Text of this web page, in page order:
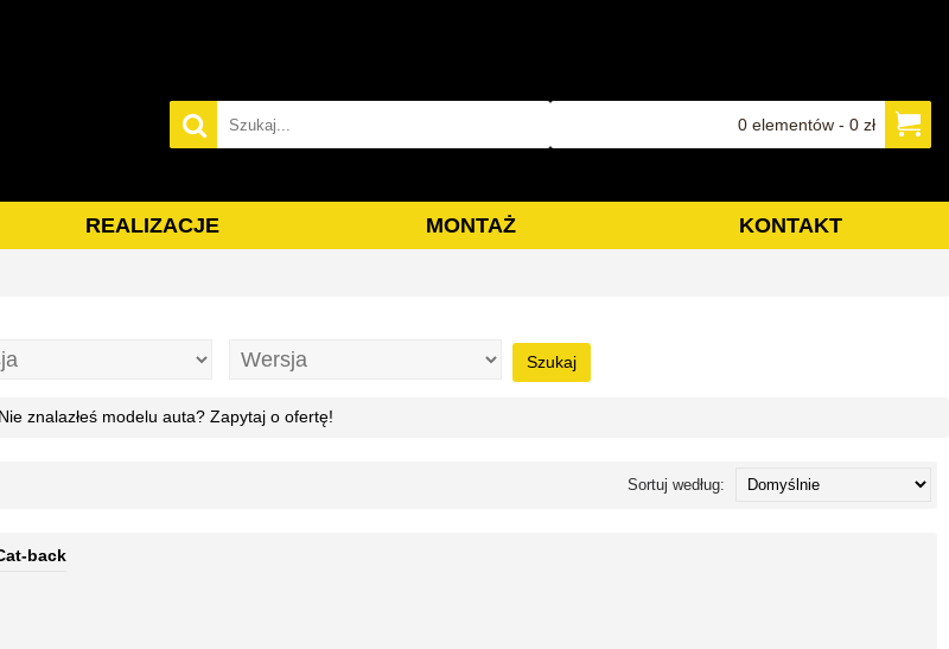
0 elementów - 0 zł
REALIZACJE MONTAŻ KONTAKT
Szukaj
Nie znalazłeś modelu auta? Zapytaj o ofertę!
Sortuj według:
back